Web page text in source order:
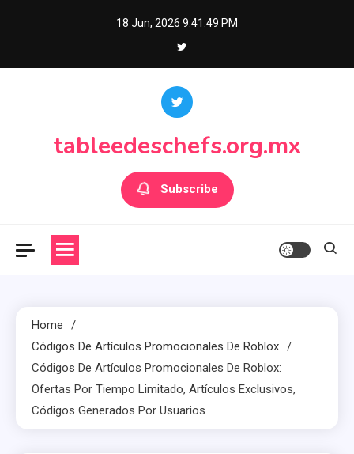
18 Jun, 2026 9:41:51 PM
tableedeschefs.org.mx
Subscribe
Home
Códigos De Artículos Promocionales De Roblox
Códigos De Artículos Promocionales De Roblox:
Ofertas Por Tiempo Limitado, Artículos Exclusivos,
Códigos Generados Por Usuarios